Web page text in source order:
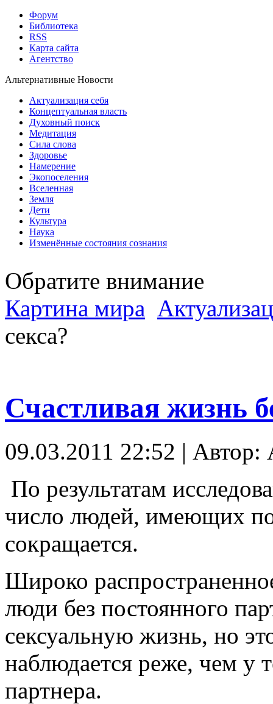
Форум
Библиотека
RSS
Карта сайта
Агентство
Альтернативные Новости
Актуализация себя
Концептуальная власть
Духовный поиск
Медитация
Сила слова
Здоровье
Намерение
Экопоселения
Вселенная
Земля
Дети
Культура
Наука
Изменённые состояния сознания
Обратите внимание
Картина мира
секса?
Счастливая жизнь
09.03.2011 22:52 | Автор:
По результатам
число людей, имеющих
сокращается.
Широко
люди без постоянного
сексуальную жизнь, но
наблюдается реже, чем у
партнера.